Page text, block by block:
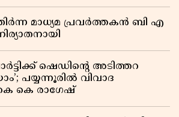
മാധ്യമ പ്രവർത്തകൻ ബി എ
ഷെഡിൻ്റെ അടിത്തറ
പയ്യന്നൂരിൽ വിവാദ
കെ രാഗേഷ്